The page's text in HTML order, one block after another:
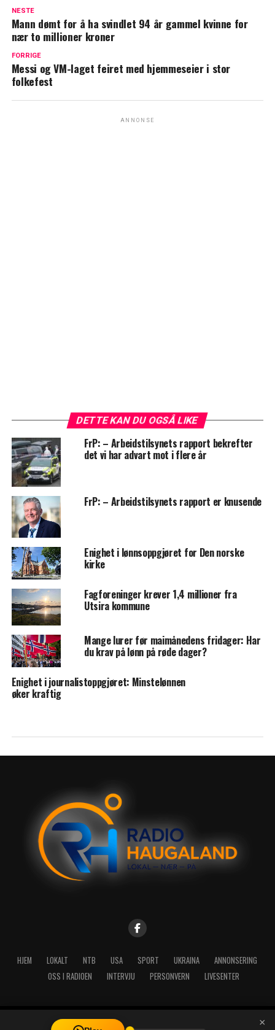
NESTE
Mann dømt for å ha svindlet 94 år gammel kvinne for
nær to millioner kroner
FORRIGE
Messi og VM-laget feiret med hjemmeseier i stor
folkefest
ANNONSE
DETTE KAN DU OGSÅ LIKE
FrP: – Arbeidstilsynets rapport bekrefter
det vi har advart mot i flere år
FrP: – Arbeidstilsynets rapport er knusende
Enighet i lønnsoppgjøret for Den norske
kirke
Fagforeninger krever 1,4 millioner fra
Utsira kommune
Mange lurer før maimånedens fridager: Har
du krav på lønn på røde dager?
Enighet i journalistoppgjøret: Minstelønnen
øker kraftig
HJEM LOKALT NTB USA SPORT UKRAINA
ANNONSERING
OSS I RADIOEN
INTERVJU PERSONVERN LIVESENTER
Copyright © 2026 A-Media AS | Radio Haugaland - Haraldsgata 114,
×